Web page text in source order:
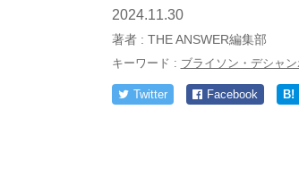
2024.11.30
著者 : THE ANSWER編集部
キーワード : ブライソン・デシャン
Twitter Facebook B!